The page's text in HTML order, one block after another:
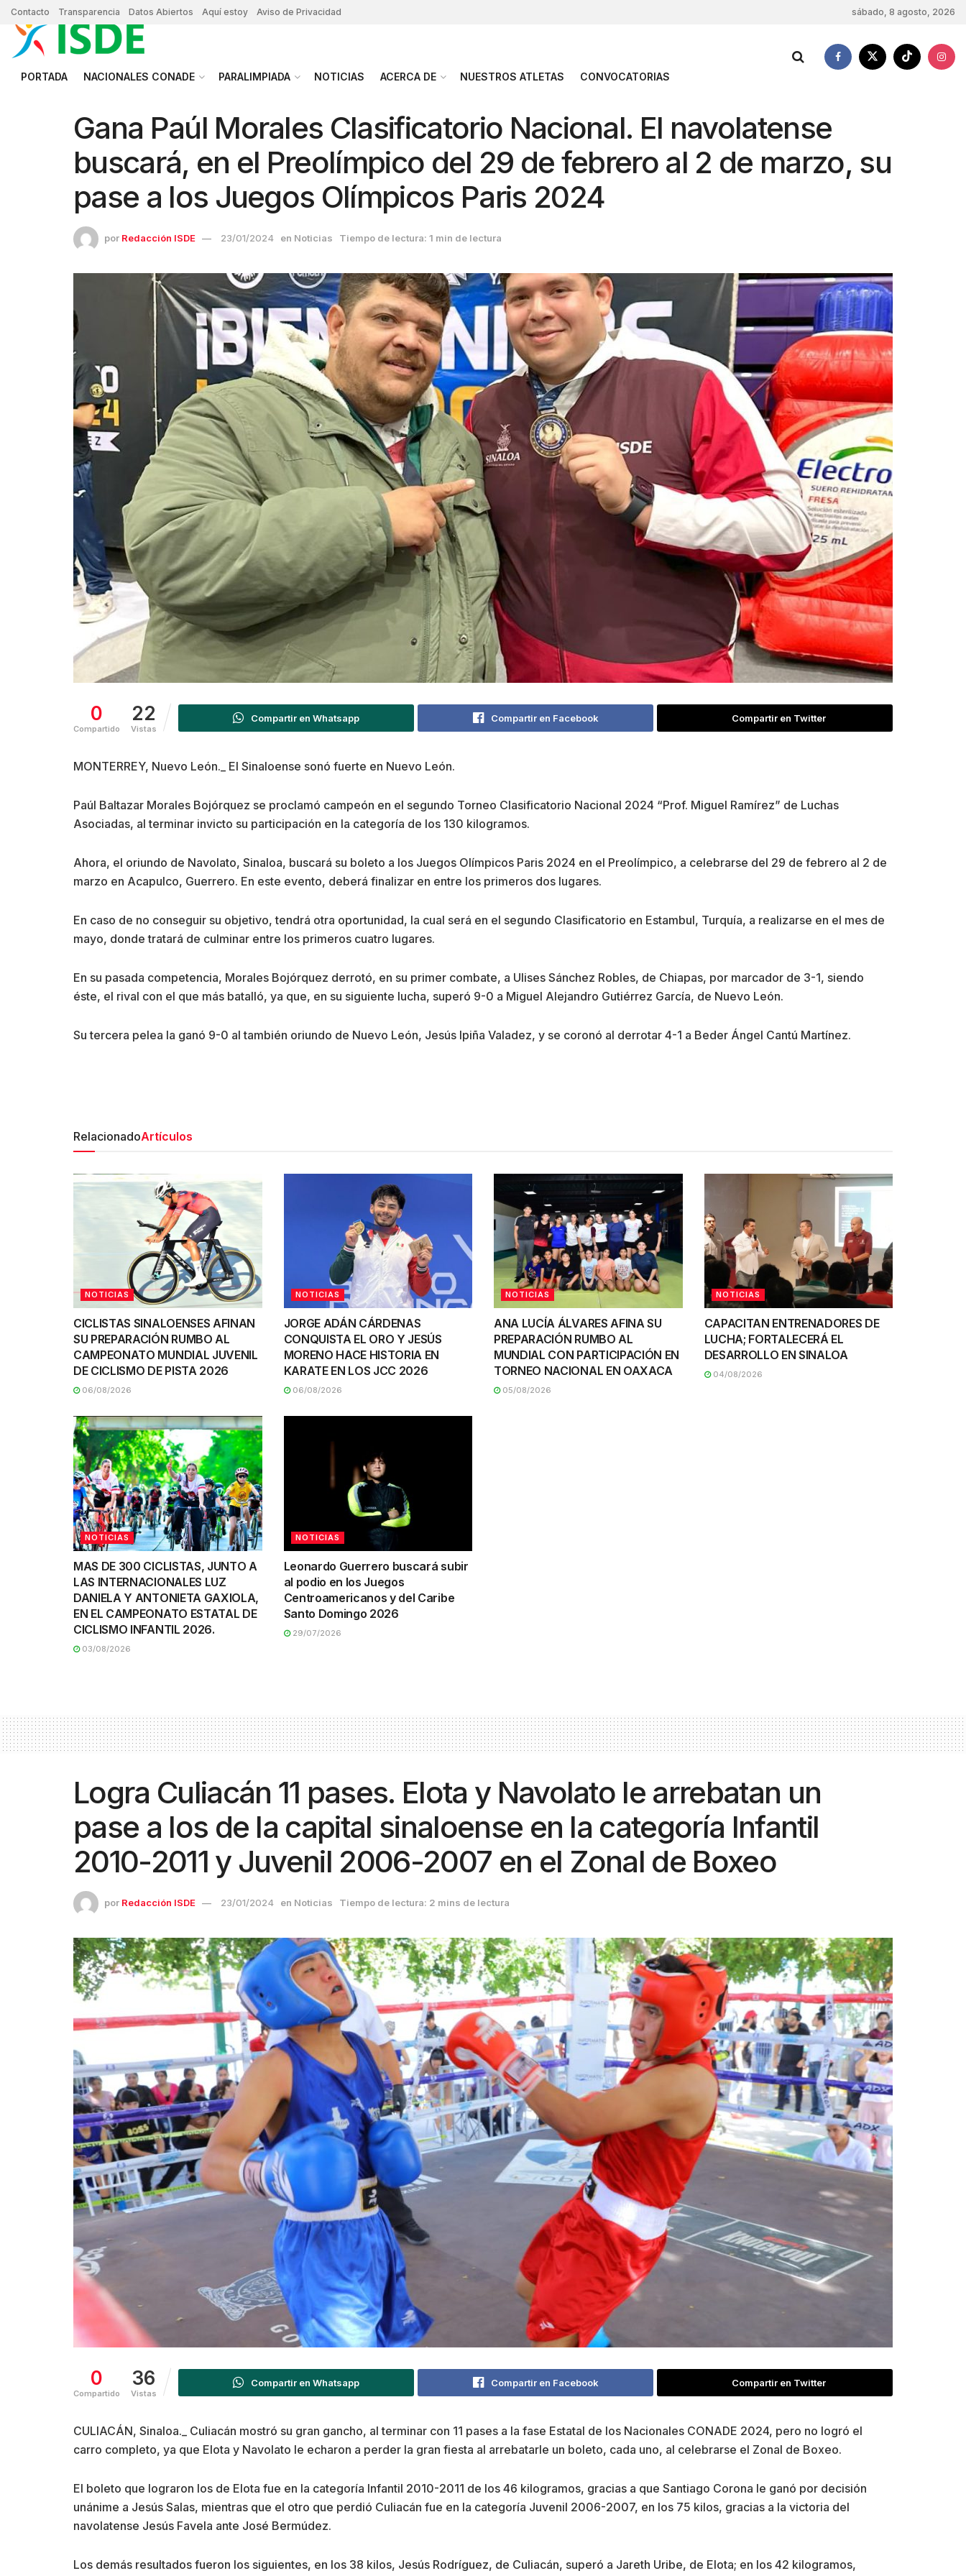
Contacto Transparencia Datos Abiertos Aquí estoy Aviso de Privacidad sábado, 8 agosto, 2026
PORTADA NACIONALES CONADE PARALIMPIADA NOTICIAS ACERCA DE NUESTROS ATLETAS CONVOCATORIAS
Gana Paúl Morales Clasificatorio Nacional. El navolatense
buscará, en el Preolímpico del 29 de febrero al 2 de marzo, su
pase a los Juegos Olímpicos Paris 2024
por Redacción ISDE 23/01/2024 en Noticias Tiempo de lectura: 1 min de lectura
0
Compartido
22
Vistas
Compartir en Whatsapp Compartir en Facebook Compartir en Twitter
MONTERREY, Nuevo León._ El Sinaloense sonó fuerte en Nuevo León.
Paúl Baltazar Morales Bojórquez se proclamó campeón en el segundo Torneo Clasificatorio Nacional 2024 “Prof. Miguel Ramírez” de Luchas
Asociadas, al terminar invicto su participación en la categoría de los 130 kilogramos.
Ahora, el oriundo de Navolato, Sinaloa, buscará su boleto a los Juegos Olímpicos Paris 2024 en el Preolímpico, a celebrarse del 29 de febrero al 2 de
marzo en Acapulco, Guerrero. En este evento, deberá finalizar en entre los primeros dos lugares.
En caso de no conseguir su objetivo, tendrá otra oportunidad, la cual será en el segundo Clasificatorio en Estambul, Turquía, a realizarse en el mes de
mayo, donde tratará de culminar entre los primeros cuatro lugares.
En su pasada competencia, Morales Bojórquez derrotó, en su primer combate, a Ulises Sánchez Robles, de Chiapas, por marcador de 3-1, siendo
éste, el rival con el que más batalló, ya que, en su siguiente lucha, superó 9-0 a Miguel Alejandro Gutiérrez García, de Nuevo León.
Su tercera pelea la ganó 9-0 al también oriundo de Nuevo León, Jesús Ipiña Valadez, y se coronó al derrotar 4-1 a Beder Ángel Cantú Martínez.
RelacionadoArtículos
NOTICIAS
CICLISTAS SINALOENSES AFINAN
SU PREPARACIÓN RUMBO AL
CAMPEONATO MUNDIAL JUVENIL
DE CICLISMO DE PISTA 2026
06/08/2026
NOTICIAS
JORGE ADÁN CÁRDENAS
CONQUISTA EL ORO Y JESÚS
MORENO HACE HISTORIA EN
KARATE EN LOS JCC 2026
06/08/2026
NOTICIAS
ANA LUCÍA ÁLVARES AFINA SU
PREPARACIÓN RUMBO AL
MUNDIAL CON PARTICIPACIÓN EN
TORNEO NACIONAL EN OAXACA
05/08/2026
NOTICIAS
CAPACITAN ENTRENADORES DE
LUCHA; FORTALECERÁ EL
DESARROLLO EN SINALOA
04/08/2026
NOTICIAS
MAS DE 300 CICLISTAS, JUNTO A
LAS INTERNACIONALES LUZ
DANIELA Y ANTONIETA GAXIOLA,
EN EL CAMPEONATO ESTATAL DE
CICLISMO INFANTIL 2026.
03/08/2026
NOTICIAS
Leonardo Guerrero buscará subir
al podio en los Juegos
Centroamericanos y del Caribe
Santo Domingo 2026
29/07/2026
Logra Culiacán 11 pases. Elota y Navolato le arrebatan un
pase a los de la capital sinaloense en la categoría Infantil
2010-2011 y Juvenil 2006-2007 en el Zonal de Boxeo
por Redacción ISDE 23/01/2024 en Noticias Tiempo de lectura: 2 mins de lectura
0
Compartido
36
Vistas
Compartir en Whatsapp Compartir en Facebook Compartir en Twitter
CULIACÁN, Sinaloa._ Culiacán mostró su gran gancho, al terminar con 11 pases a la fase Estatal de los Nacionales CONADE 2024, pero no logró el
carro completo, ya que Elota y Navolato le echaron a perder la gran fiesta al arrebatarle un boleto, cada uno, al celebrarse el Zonal de Boxeo.
El boleto que lograron los de Elota fue en la categoría Infantil 2010-2011 de los 46 kilogramos, gracias a que Santiago Corona le ganó por decisión
unánime a Jesús Salas, mientras que el otro que perdió Culiacán fue en la categoría Juvenil 2006-2007, en los 75 kilos, gracias a la victoria del
navolatense Jesús Favela ante José Bermúdez.
Los demás resultados fueron los siguientes, en los 38 kilos, Jesús Rodríguez, de Culiacán, superó a Jareth Uribe, de Elota; en los 42 kilogramos,